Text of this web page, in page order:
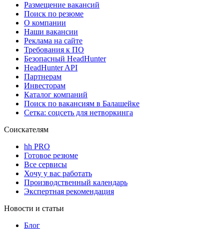
Размещение вакансий
Поиск по резюме
О компании
Наши вакансии
Реклама на сайте
Требования к ПО
Безопасный HeadHunter
HeadHunter API
Партнерам
Инвесторам
Каталог компаний
Поиск по вакансиям в Балашейке
Сетка: соцсеть для нетворкинга
Соискателям
hh PRO
Готовое резюме
Все сервисы
Хочу у вас работать
Производственный календарь
Экспертная рекомендация
Новости и статьи
Блог